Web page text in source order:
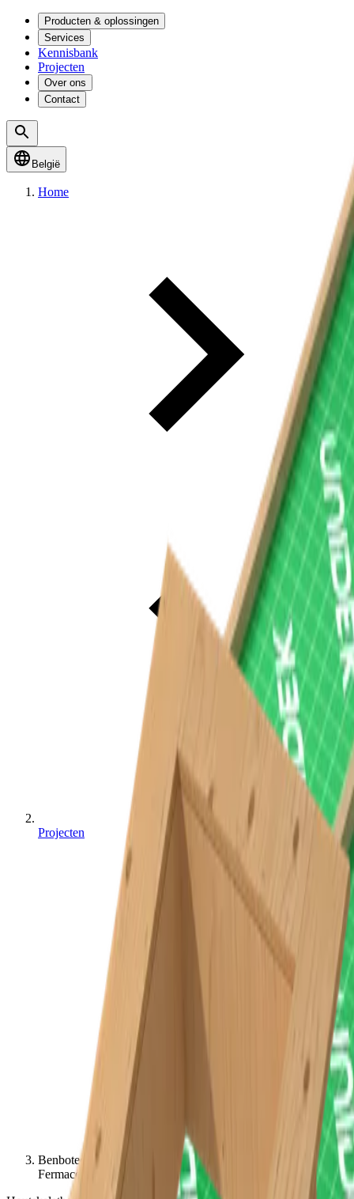
Producten & oplossingen
Services
Kennisbank
Projecten
Over ons
Contact
België
Home
Projecten
Benbotec kiest voor snelheid en afwerking met Unidek Aero
Fermacell